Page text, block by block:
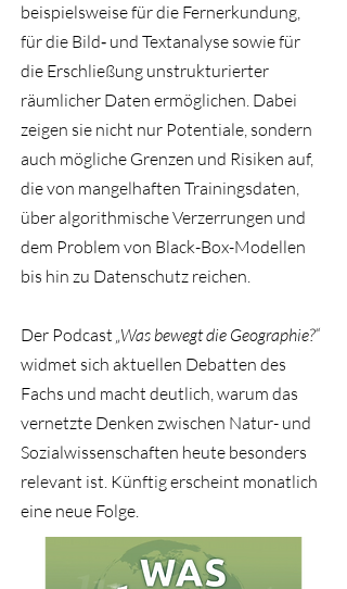
beispielsweise für die Fernerkundung,
für die Bild‑ und Textanalyse sowie für
die Erschließung unstrukturierter
räumlicher Daten ermöglichen. Dabei
zeigen sie nicht nur Potentiale, sondern
auch mögliche Grenzen und Risiken auf,
die von mangelhaften Trainingsdaten,
über algorithmische Verzerrungen und
dem Problem von Black-Box-Modellen
bis hin zu Datenschutz reichen.
Der Podcast „Was bewegt die Geographie?“
widmet sich aktuellen Debatten des
Fachs und macht deutlich, warum das
vernetzte Denken zwischen Natur- und
Sozialwissenschaften heute besonders
relevant ist. Künftig erscheint monatlich
eine neue Folge.